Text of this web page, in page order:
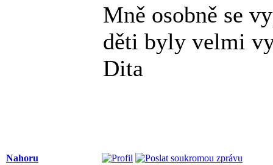
Mně osobně se
děti byly velmi
Dita
Nahoru